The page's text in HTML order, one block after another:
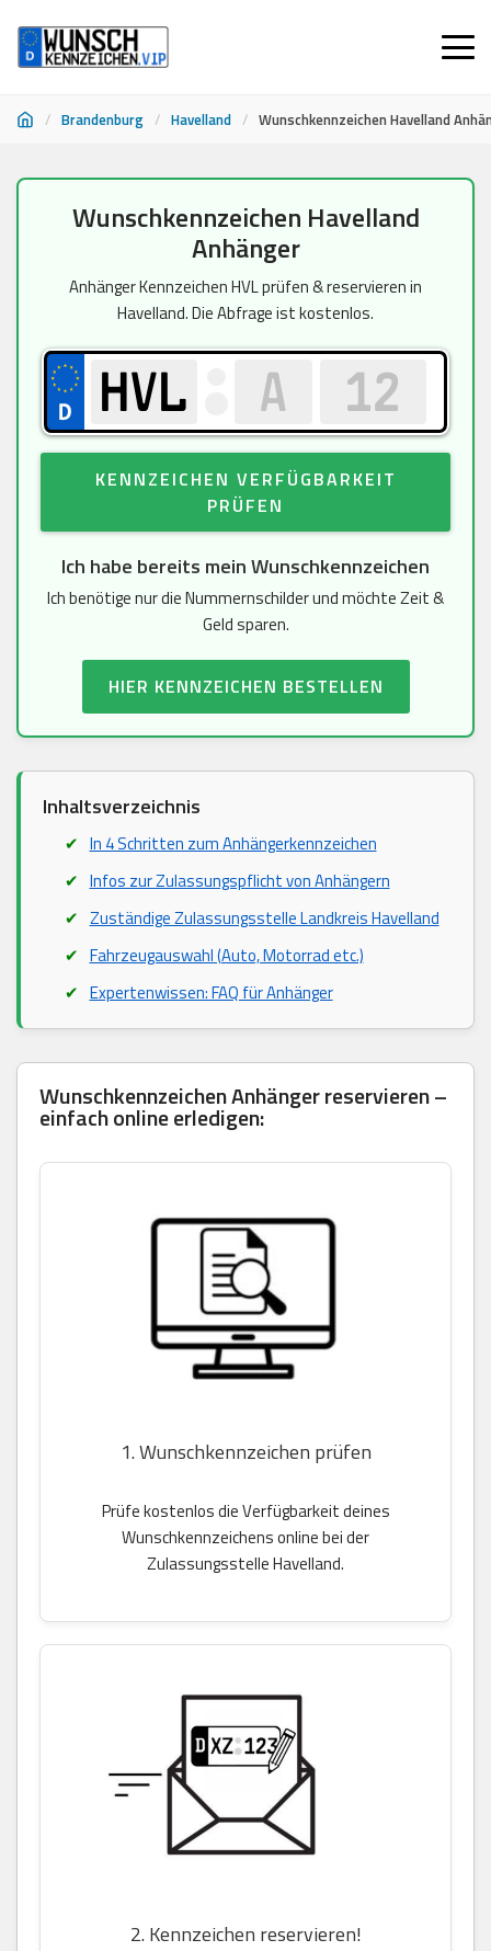
/ Brandenburg / Havelland / Wunschkennzeichen Havelland
Wunschkennzeichen Havelland
Anhänger
Anhänger Kennzeichen HVL prüfen & reservieren in
Havelland. Die Abfrage ist kostenlos.
KENNZEICHEN VERFÜGBARKEIT
PRÜFEN
Ich habe bereits mein Wunschkennzeichen
Ich benötige nur die Nummernschilder und möchte Zeit &
Geld sparen.
HIER KENNZEICHEN BESTELLEN
Inhaltsverzeichnis
In 4 Schritten zum Anhängerkennzeichen
Infos zur Zulassungspflicht von Anhängern
Zuständige Zulassungsstelle Landkreis Havelland
Fahrzeugauswahl (Auto, Motorrad etc.)
Expertenwissen: FAQ für Anhänger
Wunschkennzeichen Anhänger reservieren –
einfach online erledigen:
1. Wunschkennzeichen prüfen
Prüfe kostenlos die Verfügbarkeit deines
Wunschkennzeichens online bei der
Zulassungsstelle Havelland.
2. Kennzeichen reservieren!